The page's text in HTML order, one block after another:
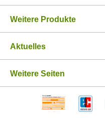
Weitere Produkte
Aktuelles
Weitere Seiten